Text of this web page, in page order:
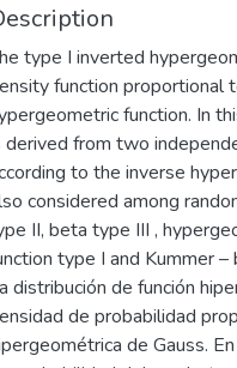
type I inverted
function proportional
function. In
derived from two
to the inverse
considered among
II, beta type III ,
type I and Kummer –
distribución de función
de probabilidad
de Gauss.